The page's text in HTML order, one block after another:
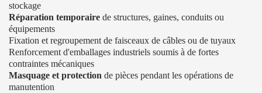
stockage
Réparation temporaire de structures, gaines, conduits ou
équipements
Fixation et regroupement de faisceaux de câbles ou de tuyaux
Renforcement d'emballages industriels soumis à de fortes
contraintes mécaniques
Masquage et protection de pièces pendant les opérations de
manutention